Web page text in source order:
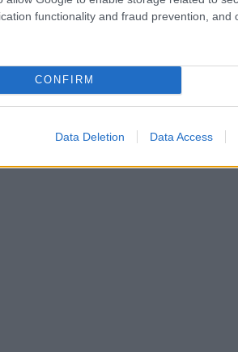
functionality and fraud prevention, and
CONFIRM
Data Deletion Data Access